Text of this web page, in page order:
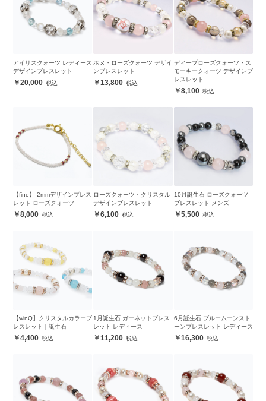
アイリスクォーツ レディース
デザインブレスレット
20,000
ホヌ・ローズクォーツ デザイ
ンブレスレット
13,800
ディープローズクォーツ・ス
モーキークォーツ デザインブ
レスレット
8,100
【fine】 2mmデザインブレス
レット ローズクォーツ
8,000
ローズクォーツ・クリスタル
デザインブレスレット
6,100
10月誕生石 ローズクォーツ
ブレスレット メンズ
5,500
【winQ】クリスタルカラーブ
レスレット｜誕生石
4,400
1月誕生石 ガーネットブレス
レット レディース
11,200
6月誕生石 ブルームーンスト
ーンブレスレット レディース
16,300